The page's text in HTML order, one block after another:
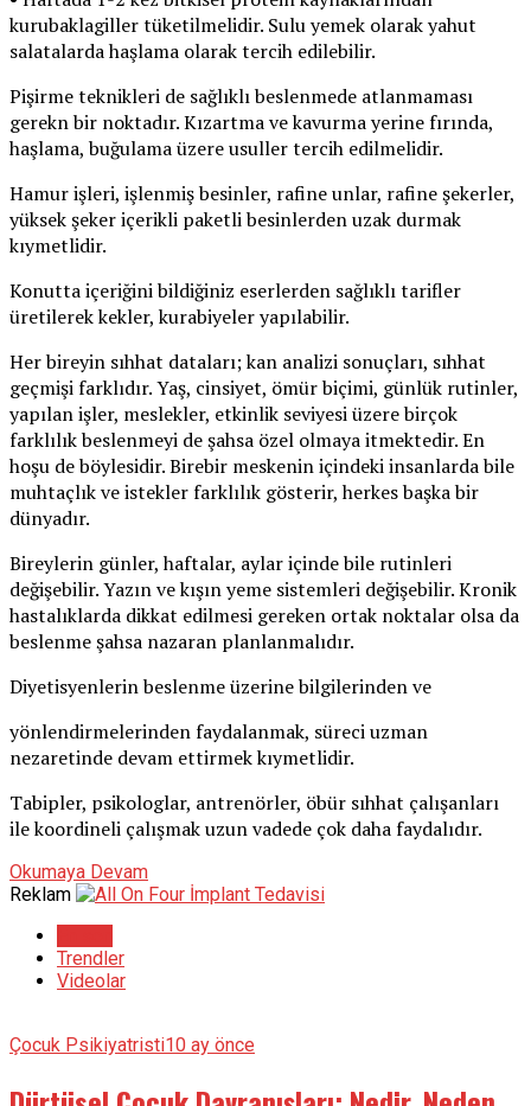
kurubaklagiller tüketilmelidir. Sulu yemek olarak yahut
salatalarda haşlama olarak tercih edilebilir.
Pişirme teknikleri de sağlıklı beslenmede atlanmaması
gerekn bir noktadır. Kızartma ve kavurma yerine fırında,
haşlama, buğulama üzere usuller tercih edilmelidir.
Hamur işleri, işlenmiş besinler, rafine unlar, rafine şekerler,
yüksek şeker içerikli paketli besinlerden uzak durmak
kıymetlidir.
Konutta içeriğini bildiğiniz eserlerden sağlıklı tarifler
üretilerek kekler, kurabiyeler yapılabilir.
Her bireyin sıhhat dataları; kan analizi sonuçları, sıhhat
geçmişi farklıdır. Yaş, cinsiyet, ömür biçimi, günlük rutinler,
yapılan işler, meslekler, etkinlik seviyesi üzere birçok
farklılık beslenmeyi de şahsa özel olmaya itmektedir. En
hoşu de böylesidir. Birebir meskenin içindeki insanlarda bile
muhtaçlık ve istekler farklılık gösterir, herkes başka bir
dünyadır.
Bireylerin günler, haftalar, aylar içinde bile rutinleri
değişebilir. Yazın ve kışın yeme sistemleri değişebilir. Kronik
hastalıklarda dikkat edilmesi gereken ortak noktalar olsa da
beslenme şahsa nazaran planlanmalıdır.
Diyetisyenlerin beslenme üzerine bilgilerinden ve
yönlendirmelerinden faydalanmak, süreci uzman
nezaretinde devam ettirmek kıymetlidir.
Tabipler, psikologlar, antrenörler, öbür sıhhat çalışanları
ile koordineli çalışmak uzun vadede çok daha faydalıdır.
Okumaya Devam
Reklam
Trendler
Videolar
Çocuk Psikiyatristi10 ay önce